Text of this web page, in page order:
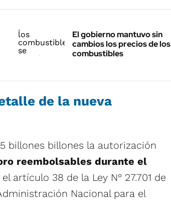
El gobierno mantuvo sin
cambios los precios de los
combustibles
de la nueva
billones billones la autorización
reembolsables durante el
artículo 38 de la Ley N° 27.701 de
Nacional para el